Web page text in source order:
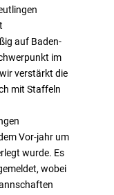
auf Baden-
im
verstärkt die
mit Staffeln
Vor-jahr um
wurde. Es
wobei